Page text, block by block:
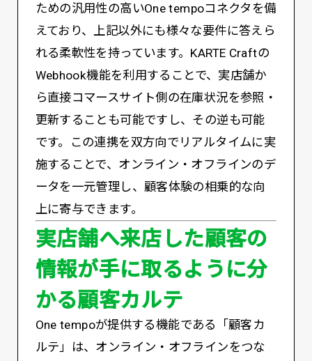
ための汎用性の高いOne tempoコネクタを備
えており、上記以外にも様々な要件に答えら
れる柔軟性を持っています。KARTE Craftの
Webhook機能を利用することで、実店舗か
ら直接コマースサイト側の在庫状況を参照・
更新することも可能ですし、その逆も可能
です。この連携を双方向でリアルタイムに実
施することで、オンライン・オフラインのデ
ータを一元管理し、顧客体験の相乗的な向
上に寄与できます。
実店舗へ来店した顧客の
情報が手に取るように分
かる顧客カルテ
One tempoが提供する機能である「顧客カ
ルテ」は、オンライン・オフラインをつな